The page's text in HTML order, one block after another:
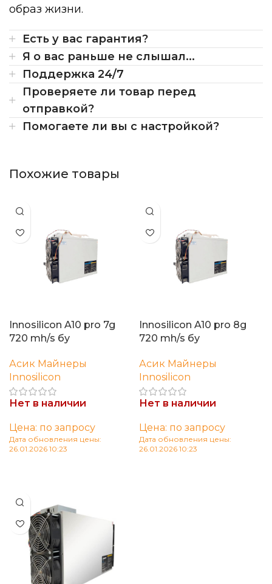
образ жизни.
Есть у вас гарантия?
Я о вас раньше не слышал...
Поддержка 24/7
Проверяете ли товар перед
отправкой?
Помогаете ли вы с настройкой?
Похожие товары
Innosilicon A10 pro 7g
720 mh/s бу
Асик Майнеры
Innosilicon
Нет в наличии
Цена: по запросу
Дата обновления цены:
26.01.2026 10:23
Innosilicon A10 pro 8g
720 mh/s бу
Асик Майнеры
Innosilicon
Нет в наличии
Цена: по запросу
Дата обновления цены:
26.01.2026 10:23